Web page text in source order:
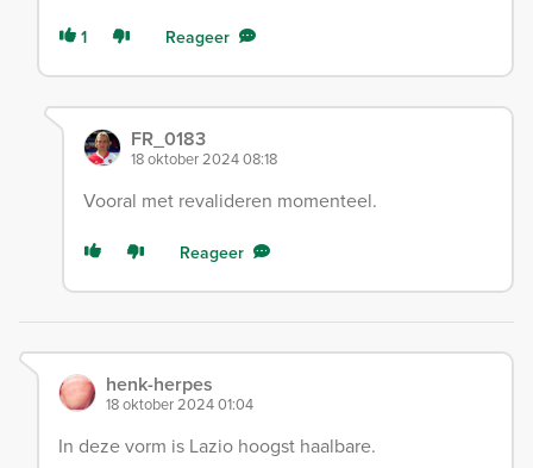
1 Reageer
FR_0183
18 oktober 2024 08:18
Vooral met revalideren momenteel.
Reageer
henk-herpes
18 oktober 2024 01:04
In deze vorm is Lazio hoogst haalbare.